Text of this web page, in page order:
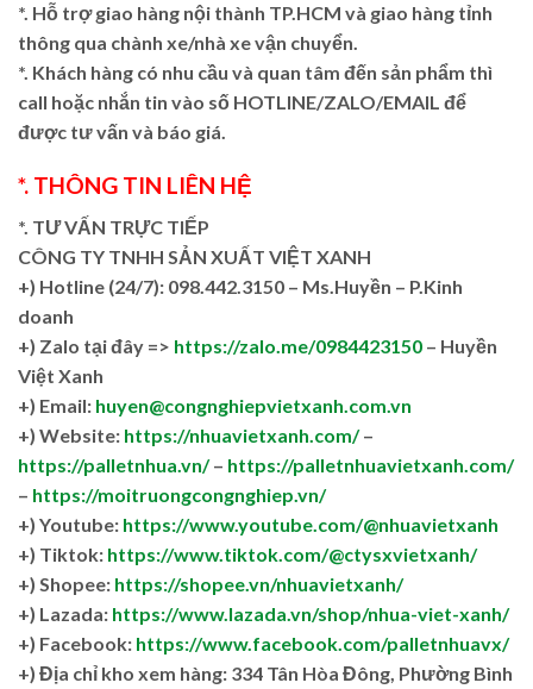
*. Hỗ trợ giao hàng nội thành TP.HCM và giao hàng tỉnh
thông qua chành xe/nhà xe vận chuyển.
*. Khách hàng có nhu cầu và quan tâm đến sản phẩm thì
call hoặc nhắn tin vào số HOTLINE/ZALO/EMAIL để
được tư vấn và báo giá.
*. THÔNG TIN LIÊN HỆ
*. TƯ VẤN TRỰC TIẾP
CÔNG TY TNHH SẢN XUẤT VIỆT XANH
+) Hotline (24/7): 098.442.3150 – Ms.Huyền – P.Kinh
doanh
+) Zalo tại đây => https://zalo.me/0984423150 – Huyền
Việt Xanh
+) Email: huyen@congnghiepvietxanh.com.vn
+) Website: https://nhuavietxanh.com/–
https://palletnhua.vn/– https://palletnhuavietxanh.com/
– https://moitruongcongnghiep.vn/
+) Youtube: https://www.youtube.com/@nhuavietxanh
+) Tiktok: https://www.tiktok.com/@ctysxvietxanh/
+) Shopee: https://shopee.vn/nhuavietxanh/
+) Lazada: https://www.lazada.vn/shop/nhua-viet-xanh/
+) Facebook: https://www.facebook.com/palletnhuavx/
+) Địa chỉ kho xem hàng: 334 Tân Hòa Đông, Phường Bình